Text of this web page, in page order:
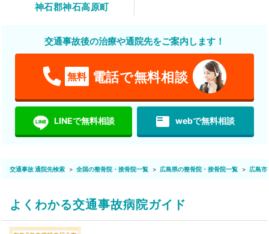
神石郡神石高原町
交通事故後の治療や通院先をご案内します！
無料 電話で無料相談
LINEで無料相談 featured_play_list webで無料相談
交通事故 通院先検索 全国の整骨院・接骨院一覧 広島県の整骨院・接骨院一覧 広島市
よくわかる交通事故病院ガイド